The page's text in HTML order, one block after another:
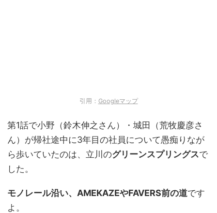
引用： Googleマップ
第1話で小野（鈴木伸之さん）・城田（荒牧慶彦さ
ん）が帰社途中に3年目の社員について愚痴りなが
ら歩いていたのは、立川のグリーンスプリングスで
した。
モノレール沿い、AMEKAZEやFAVERS前の道です
よ。